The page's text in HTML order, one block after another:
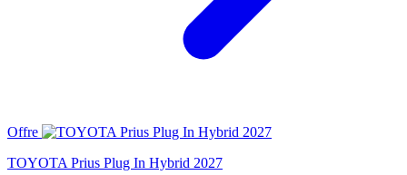
Offre
TOYOTA Prius Plug In Hybrid 2027